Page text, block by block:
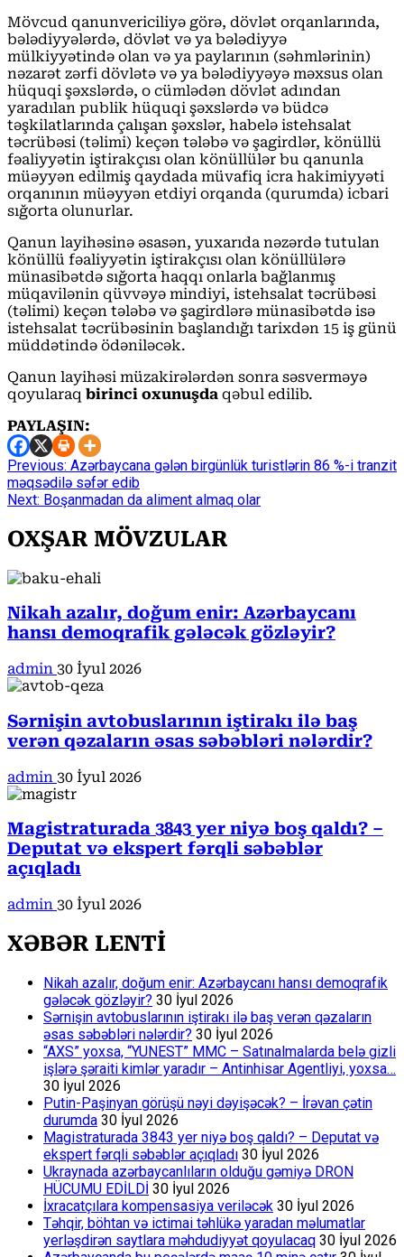
Mövcud qanunvericiliyə görə, dövlət orqanlarında,
bələdiyyələrdə, dövlət və ya bələdiyyə
mülkiyyətində olan və ya paylarının (səhmlərinin)
nəzarət zərfi dövlətə və ya bələdiyyəyə məxsus olan
hüquqi şəxslərdə, o cümlədən dövlət adından
yaradılan publik hüquqi şəxslərdə və büdcə
təşkilatlarında çalışan şəxslər, habelə istehsalat
təcrübəsi (təlimi) keçən tələbə və şagirdlər, könüllü
fəaliyyətin iştirakçısı olan könüllülər bu qanunla
müəyyən edilmiş qaydada müvafiq icra hakimiyyəti
orqanının müəyyən etdiyi orqanda (qurumda) icbari
sığorta olunurlar.
Qanun layihəsinə əsasən, yuxarıda nəzərdə tutulan
könüllü fəaliyyətin iştirakçısı olan könüllülərə
münasibətdə sığorta haqqı onlarla bağlanmış
müqavilənin qüvvəyə mindiyi, istehsalat təcrübəsi
(təlimi) keçən tələbə və şagirdlərə münasibətdə isə
istehsalat təcrübəsinin başlandığı tarixdən 15 iş günü
müddətində ödəniləcək.
Qanun layihəsi müzakirələrdən sonra səsverməyə
qoyularaq birinci oxunuşda qəbul edilib.
PAYLAŞIN:
Continue
Reading
Previous: Azərbaycana gələn birgünlük turistlərin 86 %-i tranzit
məqsədilə səfər edib
Next: Boşanmadan da aliment almaq olar
OXŞAR MÖVZULAR
Nikah azalır, doğum enir: Azərbaycanı
hansı demoqrafik gələcək gözləyir?
admin 30 İyul 2026
Sərnişin avtobuslarının iştirakı ilə baş
verən qəzaların əsas səbəbləri nələrdir?
admin 30 İyul 2026
Magistraturada 3843 yer niyə boş qaldı? –
Deputat və ekspert fərqli səbəblər
açıqladı
admin 30 İyul 2026
XƏBƏR LENTİ
Nikah azalır, doğum enir: Azərbaycanı hansı demoqrafik
gələcək gözləyir? 30 İyul 2026
Sərnişin avtobuslarının iştirakı ilə baş verən qəzaların
əsas səbəbləri nələrdir? 30 İyul 2026
“AXS” yoxsa, “YUNEST” MMC – Satınalmalarda belə gizli
işlərə şəraiti kimlər yaradır – Antinhisar Agentliyi, yoxsa…
30 İyul 2026
Putin-Paşinyan görüşü nəyi dəyişəcək? – İrəvan çətin
durumda 30 İyul 2026
Magistraturada 3843 yer niyə boş qaldı? – Deputat və
ekspert fərqli səbəblər açıqladı 30 İyul 2026
Ukraynada azərbaycanlıların olduğu gəmiyə DRON
HÜCUMU EDİLDİ 30 İyul 2026
İxracatçılara kompensasiya veriləcək 30 İyul 2026
Təhqir, böhtan və ictimai təhlükə yaradan məlumatlar
yerləşdirən saytlara məhdudiyyət qoyulacaq 30 İyul 2026